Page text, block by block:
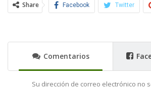
Share Facebook Twitter
Comentarios
Su dirección de correo electrónico no